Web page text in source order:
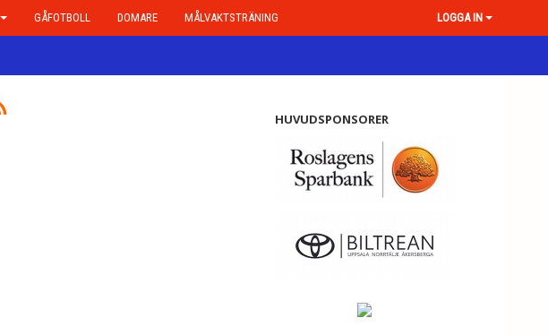
GÅFOTBOLL DOMARE MÅLVAKTSTRÄNING LOGGA IN
HUVUDSPONSORER